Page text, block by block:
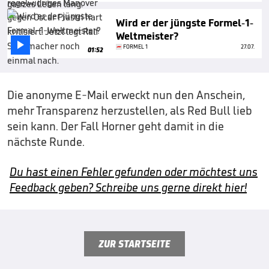
 01:52
Wird er der jüngste Formel-1-
Weltmeister?
FORMEL 1 27.07.
Die anonyme E-Mail erweckt nun den Anschein,
mehr Transparenz herzustellen, als Red Bull lieb
sein kann. Der Fall Horner geht damit in die
nächste Runde.
Du hast einen Fehler gefunden oder möchtest uns
Feedback geben? Schreibe uns gerne direkt hier!
ZUR STARTSEITE